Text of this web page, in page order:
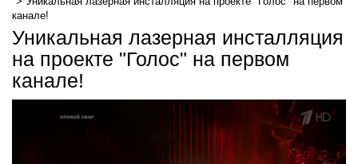
канале!
Уникальная лазерная инсталляция
на проекте "Голос" на первом
канале!